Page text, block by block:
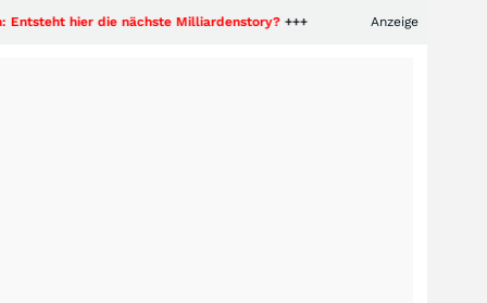
die nächste Milliardenstory?+++ Anzeige